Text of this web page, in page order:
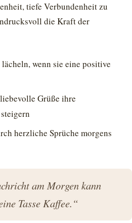
tiefe Verbundenheit zu
die Kraft der
wenn sie eine positive
Grüße ihre
herzliche Sprüche morgens
am Morgen kann
Tasse Kaffee.“